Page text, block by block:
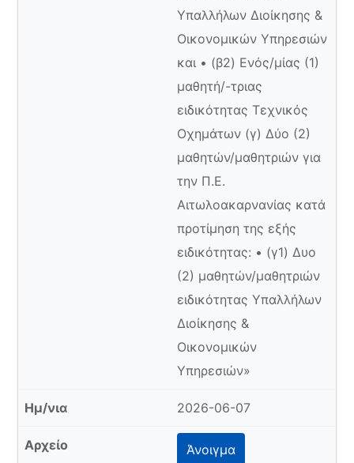
Υπαλλήλων Διοίκησης &
Οικονομικών Υπηρεσιών
και • (β2) Ενός/μίας (1)
μαθητή/-τριας
ειδικότητας Τεχνικός
Οχημάτων (γ) Δύο (2)
μαθητών/μαθητριών για
την Π.Ε.
Αιτωλοακαρνανίας κατά
προτίμηση της εξής
ειδικότητας: • (γ1) Δυο
(2) μαθητών/μαθητριών
ειδικότητας Υπαλλήλων
Διοίκησης &
Οικονομικών
Υπηρεσιών»
2026-06-07
Άνοιγμα